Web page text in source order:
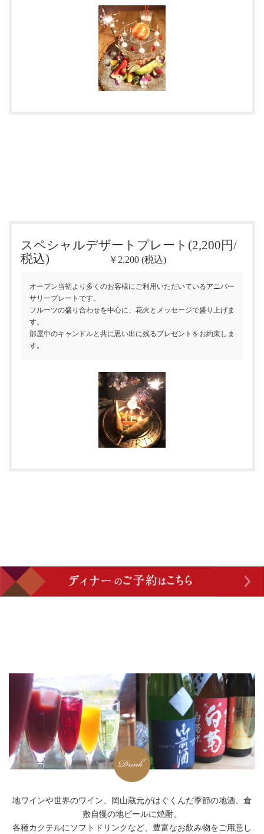
スペシャルデザートプレート(2,200円/
税込)
￥2,200 (税込)
オープン当初より多くのお客様にご利用いただいているアニバー
サリープレートです。
フルーツの盛り合わせを中心に、花火とメッセージで盛り上げま
す。
部屋中のキャンドルと共に思い出に残るプレゼントをお約束しま
す。
地ワインや世界のワイン、岡山蔵元がはぐくんだ季節の地酒、倉
敷自慢の地ビールに焼酎、
各種カクテルにソフトドリンクなど、豊富なお飲み物をご用意し